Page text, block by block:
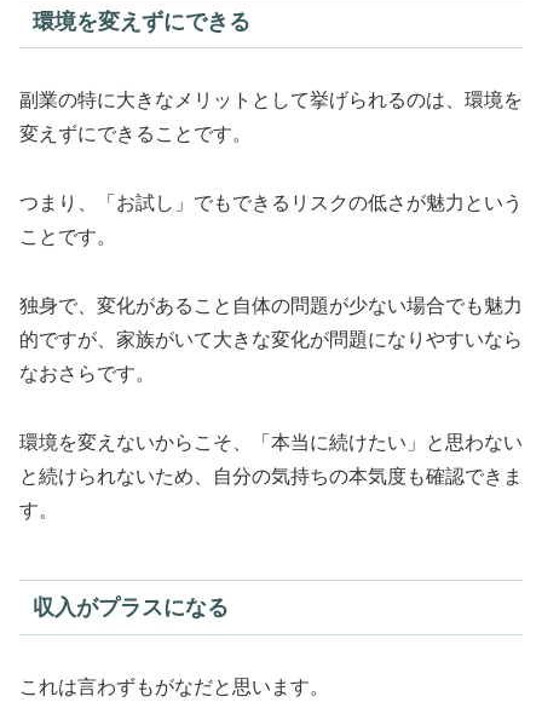
環境を変えずにできる
副業の特に大きなメリットとして挙げられるのは、環境を
変えずにできることです。
つまり、「お試し」でもできるリスクの低さが魅力という
ことです。
独身で、変化があること自体の問題が少ない場合でも魅力
的ですが、家族がいて大きな変化が問題になりやすいなら
なおさらです。
環境を変えないからこそ、「本当に続けたい」と思わない
と続けられないため、自分の気持ちの本気度も確認できま
す。
収入がプラスになる
これは言わずもがなだと思います。